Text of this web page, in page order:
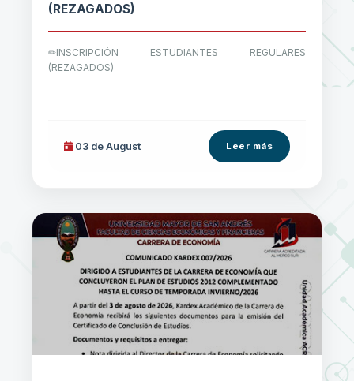
(REZAGADOS)
✏INSCRIPCIÓN ESTUDIANTES REGULARES
(REZAGADOS)
03 de August Leer más